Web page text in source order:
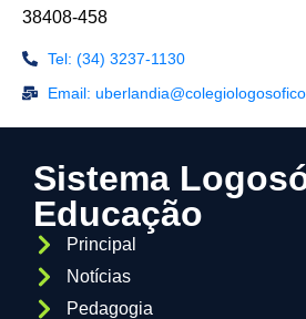
38408-458
Tel: (34) 3237-1130
Email:
Sistema
Educação
Principal
Notícias
Pedagogia